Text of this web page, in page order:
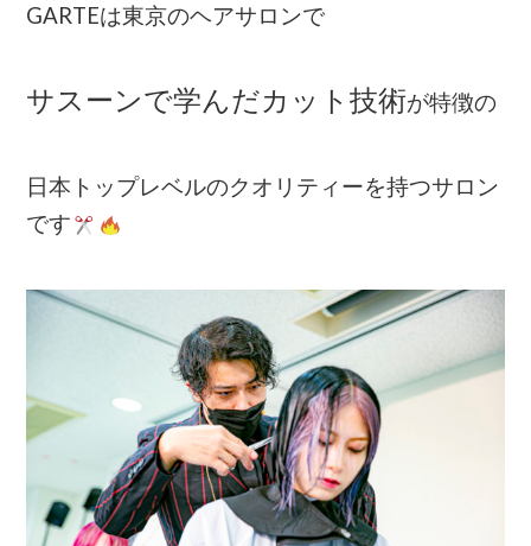
GARTEは東京のヘアサロンで
サスーンで学んだカット技術が特徴の
日本トップレベルのクオリティーを持つサロン
です